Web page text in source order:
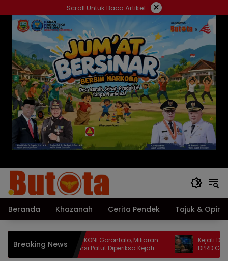
ke
konten
Scroll Untuk Baca Artikel ×
Beranda Khazanah Cerita Pendek Tajuk & Opini
Breaking News
Perkara Korupsi KONI Gorontalo, Miliaran
Pokir Aleg Provinsi Patut Diperiksa Kejati
Kejati Didesak
DPRD
Anggota